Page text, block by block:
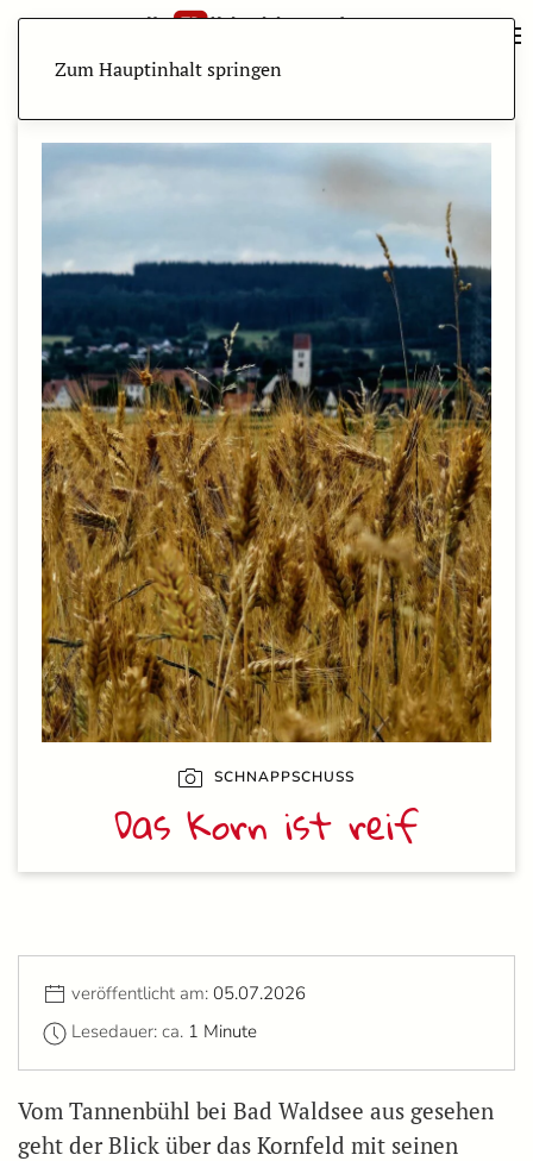
Zum Hauptinhalt springen
SCHNAPPSCHUSS
Das Korn ist reif
veröffentlicht am: 05.07.2026
Lesedauer: ca. 1 Minute
Vom Tannenbühl bei Bad Waldsee aus gesehen
geht der Blick über das Kornfeld mit seinen